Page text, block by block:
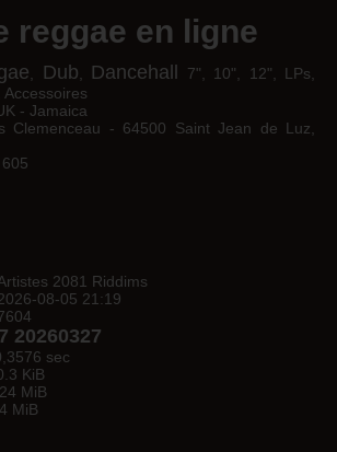
reggae en ligne
Dub Dancehall
7", 10", 12", LPs,
Accessoires
- Jamaica
Clemenceau - 64500 Saint Jean de Luz,
2081 Riddims
08-05 21:19
20260327
sec
KiB
MiB
MiB